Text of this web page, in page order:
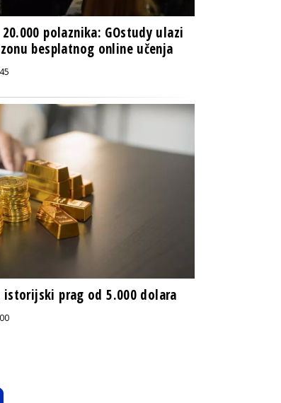
polaznika: GOstudy ulazi
besplatnog online učenja
istorijski prag od 5.000 dolara